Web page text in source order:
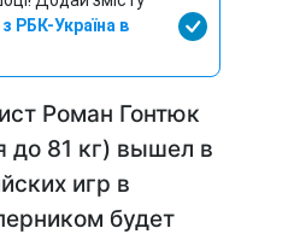
РБК-Україна в
Роман Гонтюк
до 81 кг) вышел в
игр в
будет